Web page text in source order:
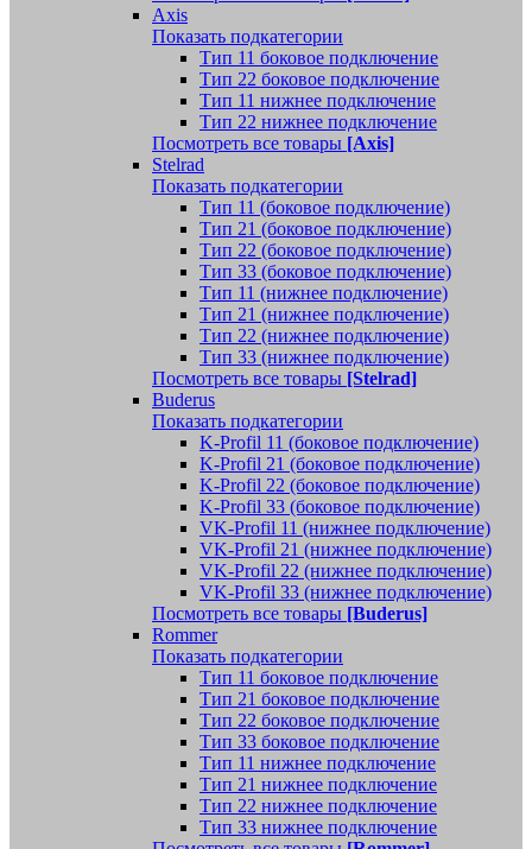
Axis
Показать подкатегории
Тип 11 боковое подключение
Тип 22 боковое подключение
Тип 11 нижнее подключение
Тип 22 нижнее подключение
Посмотреть все товары [Axis]
Stelrad
Показать подкатегории
Tип 11 (боковое подключение)
Тип 21 (боковое подключение)
Тип 22 (боковое подключение)
Тип 33 (боковое подключение)
Тип 11 (нижнее подключение)
Тип 21 (нижнее подключение)
Тип 22 (нижнее подключение)
Тип 33 (нижнее подключение)
Посмотреть все товары [Stelrad]
Buderus
Показать подкатегории
K-Profil 11 (боковое подключение)
K-Profil 21 (боковое подключение)
K-Profil 22 (боковое подключение)
K-Profil 33 (боковое подключение)
VK-Profil 11 (нижнее подключение)
VK-Profil 21 (нижнее подключение)
VK-Profil 22 (нижнее подключение)
VK-Profil 33 (нижнее подключение)
Посмотреть все товары [Buderus]
Rommer
Показать подкатегории
Тип 11 боковое подключение
Тип 21 боковое подключение
Тип 22 боковое подключение
Тип 33 боковое подключение
Тип 11 нижнее подключение
Тип 21 нижнее подключение
Тип 22 нижнее подключение
Тип 33 нижнее подключение